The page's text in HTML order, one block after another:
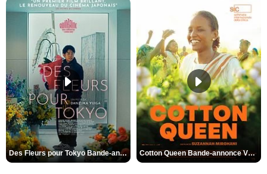
Des Fleurs pour Tokyo Bande-annonce VO STFR Cotton Queen Bande-annonce VO STFR